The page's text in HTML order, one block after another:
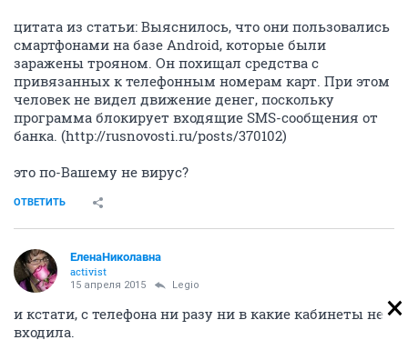
цитата из статьи: Выяснилось, что они пользовались
смартфонами на базе Android, которые были
заражены трояном. Он похищал средства с
привязанных к телефонным номерам карт. При этом
человек не видел движение денег, поскольку
программа блокирует входящие SMS-сообщения от
банка. (http://rusnovosti.ru/posts/370102)
это по-Вашему не вирус?
ОТВЕТИТЬ
ЕленаНиколавна
activist
15 апреля 2015 Legio
и кстати, с телефона ни разу ни в какие кабинеты не
входила.